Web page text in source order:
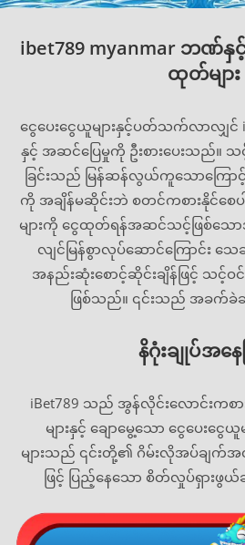
ibet789 myanmar ဘဏ်နှင့်
ထုတ်များ
ငွေပေးငွေယူများနှင့်ပတ်သက်လာလျှင်
နှင့် အဆင်ပြေမှုကို ဦးစားပေးသည်
ခြင်းသည် မြန်ဆန်လွယ်ကူသောကြော
ကို အချိန်မဆိုင်းဘဲ စတင်ကစားနိုင်စ
များကို ငွေထုတ်ရန်အဆင်သင့်ဖြစ်သောအ
လျင်မြန်စွာလုပ်ဆောင်ကြောင်း သ
အနည်းဆုံးစောင့်ဆိုင်းချိန်ဖြင့် သင့်ဝ
ဖြစ်သည်။ ၎င်းသည် အခက်ခဲဆုံ
နိဂုံးချုပ်အနေ
iBet789 သည် အွန်လိုင်းလောင်းကစ
များနှင့် ချောမွေ့သော ငွေပေးငွေယူ
များသည် ၎င်းတို့၏ ဂိမ်းလိုအပ်ချက်အ
ဖြင့် ပြည့်နေသော စိတ်လှုပ်ရှားဖွ